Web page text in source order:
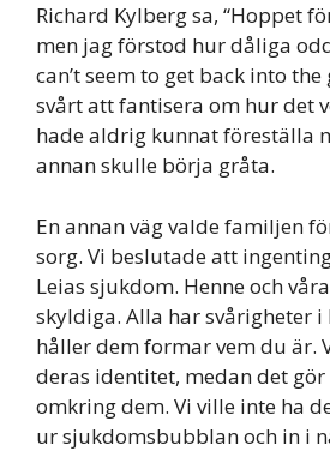
Richard Kylberg sa, “Hoppet
men jag förstod hur dåliga
can’t seem to get back into the
svårt att fantisera om hur det
hade aldrig kunnat föreställa
annan skulle börja gråta.
En annan väg valde familjen
sorg. Vi beslutade att
Leias sjukdom. Henne och
skyldiga. Alla har svårigheter
håller dem formar vem du är.
deras identitet, medan det
omkring dem. Vi ville inte ha
ur sjukdomsbubblan och in i